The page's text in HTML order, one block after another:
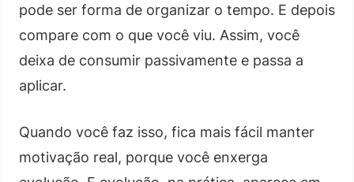
pode ser forma de organizar o tempo. E depois
compare com o que você viu. Assim, você
deixa de consumir passivamente e passa a
aplicar.
Quando você faz isso, fica mais fácil manter
motivação real, porque você enxerga